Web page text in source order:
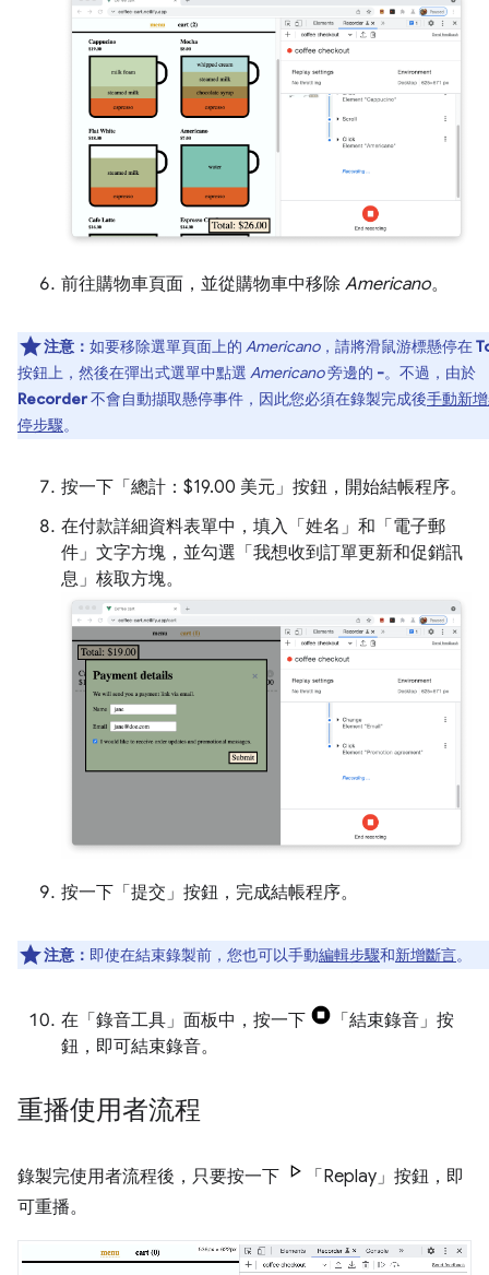
前往購物車頁面，並從購物車中移除 Americano。
注意： 如要移除選單頁面上的 Americano，請將滑鼠游標懸停在
按鈕上，然後在彈出式選單中點選 Americano旁邊的 -。不過，由於
Recorder不會自動擷取懸停事件，因此您必須在錄製完成後手動新
停步驟。
按一下「總計：$19.00 美元」 按鈕，開始結帳程序。
在付款詳細資料表單中，填入「姓名」 和「電子郵
件」 文字方塊，並勾選「我想收到訂單更新和促銷訊
息」 核取方塊。
按一下「提交」 按鈕，完成結帳程序。
注意： 即使在結束錄製前，您也可以手動編輯步驟和新增斷言。
在「錄音工具」 面板中，按一下 「結束錄音」 按
鈕，即可結束錄音。
重播使用者流程
錄製完使用者流程後，只要按一下 「Replay」 按鈕，即
可重播。